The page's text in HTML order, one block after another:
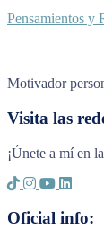
Pensamientos y
Motivador
Visita las
¡Únete a mí en
Oficial info: